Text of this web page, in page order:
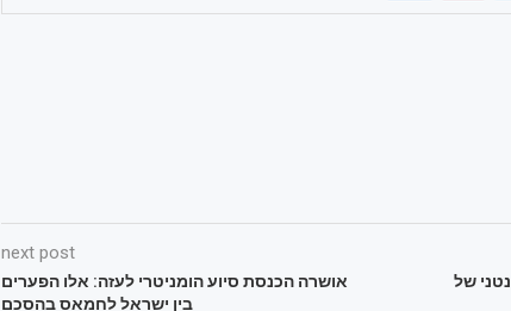
של
next post
אושרה הכנסת סיוע הומניטרי לעזה: אלו הפערים
בין ישראל לחמאס בהסכם